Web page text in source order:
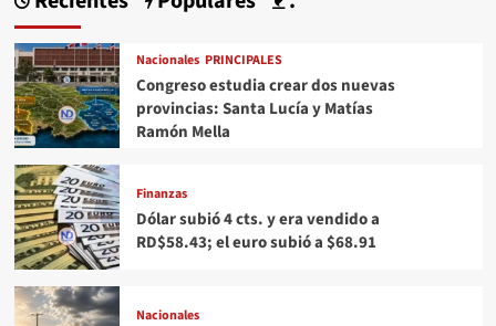
Nacionales PRINCIPALES
Congreso estudia crear dos nuevas
provincias: Santa Lucía y Matías
Ramón Mella
Finanzas
Dólar subió 4 cts. y era vendido a
RD$58.43; el euro subió a $68.91
Nacionales